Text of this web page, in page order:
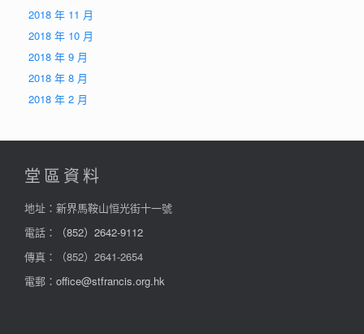
2018 年 11 月
2018 年 10 月
2018 年 9 月
2018 年 8 月
2018 年 2 月
堂區資料
地址：新界馬鞍山恒光街十一號
電話：
（852）2642-9112
傳真：（852）2641-2654
電郵： office@stfrancis.org.hk